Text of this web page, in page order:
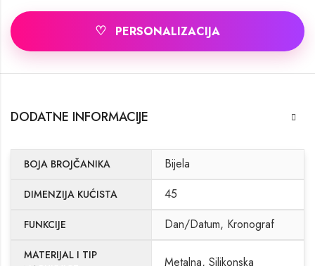
♡ PERSONALIZACIJA
DODATNE INFORMACIJE
BOJA BROJČANIKA Bijela
DIMENZIJA KUĆISTA 45
FUNKCIJE Dan/Datum, Kronograf
MATERIJAL I TIP
Metalna, Silikonska